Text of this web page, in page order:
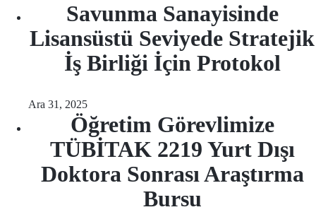
Savunma Sanayisinde
Lisansüstü Seviyede Stratejik
İş Birliği İçin Protokol
Ara 31, 2025
Öğretim Görevlimize
TÜBİTAK 2219 Yurt Dışı
Doktora Sonrası Araştırma
Bursu